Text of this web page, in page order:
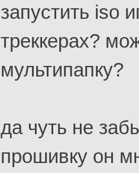
запустить iso
треккерах?
мультипапку?
да чуть не
прошивку он